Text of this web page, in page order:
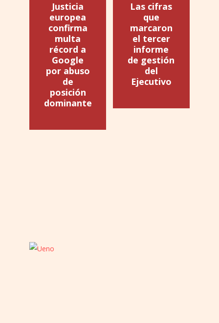
Justicia
europea
confirma
multa
récord a
Google
por abuso
de
posición
dominante
Las cifras
que
marcaron
el tercer
informe
de gestión
del
Ejecutivo